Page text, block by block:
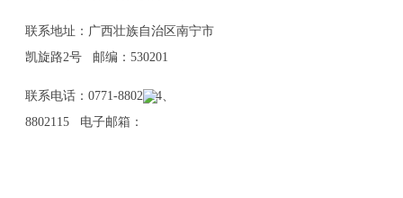
联系地址：广西壮族自治区南宁市
凯旋路2号 邮编：530201
联系电话：0771-8802114、
8802115 电子邮箱：